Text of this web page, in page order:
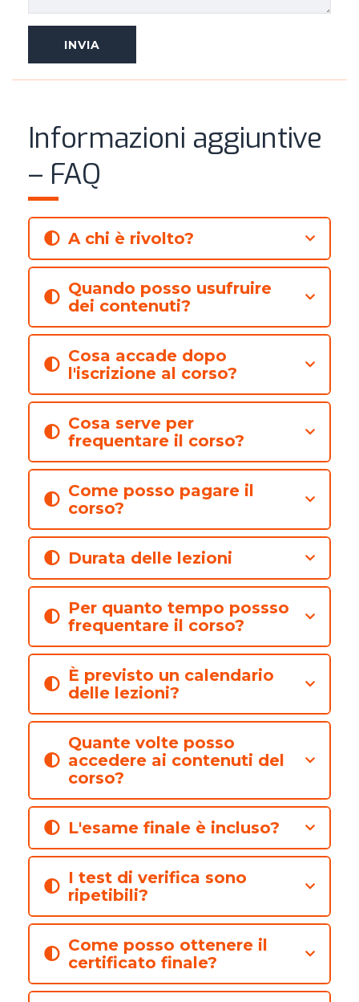
Informazioni aggiuntive
– FAQ
A chi è rivolto?
Quando posso usufruire
dei contenuti?
Cosa accade dopo
l'iscrizione al corso?
Cosa serve per
frequentare il corso?
Come posso pagare il
corso?
Durata delle lezioni
Per quanto tempo possso
frequentare il corso?
È previsto un calendario
delle lezioni?
Quante volte posso
accedere ai contenuti del
corso?
L'esame finale è incluso?
I test di verifica sono
ripetibili?
Come posso ottenere il
certificato finale?